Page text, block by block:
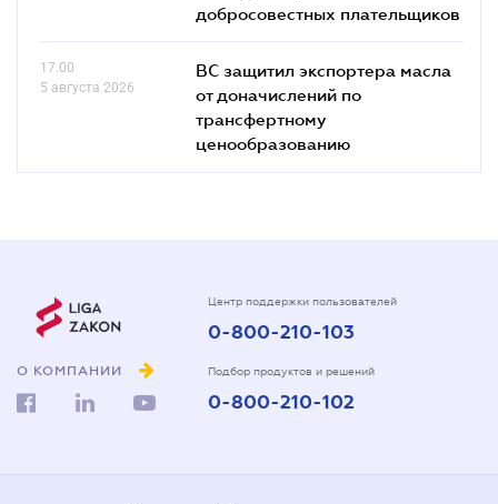
добросовестных плательщиков
17.00
5 августа 2026
ВС защитил экспортера масла
от доначислений по
трансфертному
ценообразованию
О КОМПАНИИ
Центр поддержки пользователей
0-800-210-103
Подбор продуктов и решений
0-800-210-102